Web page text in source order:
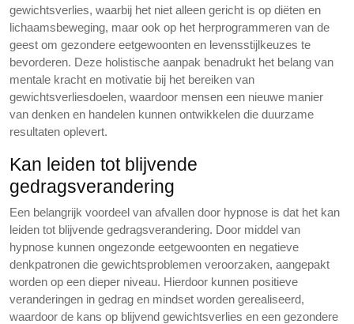
gewichtsverlies, waarbij het niet alleen gericht is op diëten en
lichaamsbeweging, maar ook op het herprogrammeren van de
geest om gezondere eetgewoonten en levensstijlkeuzes te
bevorderen. Deze holistische aanpak benadrukt het belang van
mentale kracht en motivatie bij het bereiken van
gewichtsverliesdoelen, waardoor mensen een nieuwe manier
van denken en handelen kunnen ontwikkelen die duurzame
resultaten oplevert.
Kan leiden tot blijvende
gedragsverandering
Een belangrijk voordeel van afvallen door hypnose is dat het kan
leiden tot blijvende gedragsverandering. Door middel van
hypnose kunnen ongezonde eetgewoonten en negatieve
denkpatronen die gewichtsproblemen veroorzaken, aangepakt
worden op een dieper niveau. Hierdoor kunnen positieve
veranderingen in gedrag en mindset worden gerealiseerd,
waardoor de kans op blijvend gewichtsverlies en een gezondere